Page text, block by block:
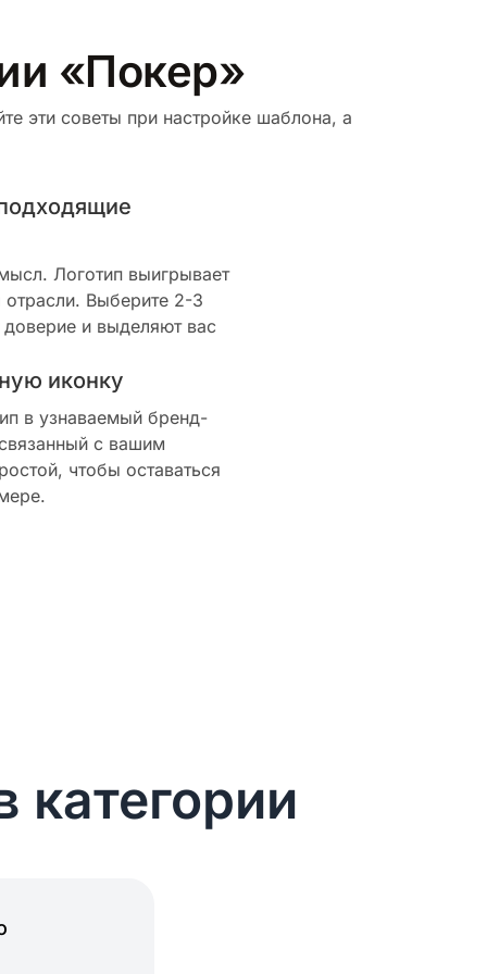
«Покер»
эти советы при настройке шаблона, а
Логотип выигрывает
Выберите 2-3
и выделяют вас
иконку
в узнаваемый бренд-
с вашим
чтобы оставаться
категории